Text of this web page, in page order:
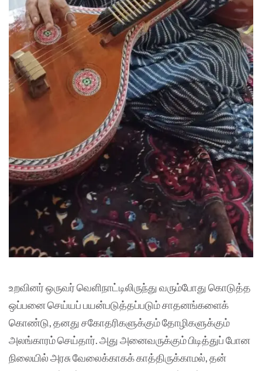
உறவினர் ஒருவர் வெளிநாட்டிலிருந்து வரும்போது கொடுத்த
ஒப்பனை செய்யப் பயன்படுத்தப்படும் சாதனங்களைக்
கொண்டு, தனது சகோதரிகளுக்கும் தோழிகளுக்கும்
அலங்காரம் செய்தார். அது அனைவருக்கும் பிடித்துப் போன
நிலையில் அரசு வேலைக்காகக் காத்திருக்காமல், தன்